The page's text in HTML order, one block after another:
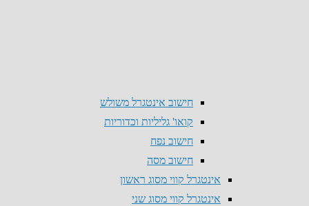
חישוב אינטגרל משולש
קואו' גליליות וכדוריות
חישוב נפח
חישוב מסה
אינטגרל קווי מסוג ראשון
אינטגרל קווי מסוג שני